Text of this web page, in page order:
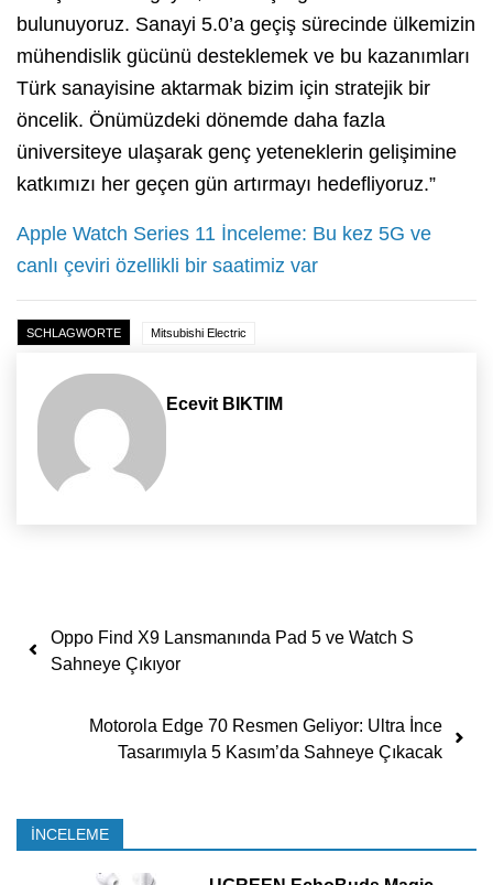
bulunuyoruz. Sanayi 5.0’a geçiş sürecinde ülkemizin
mühendislik gücünü desteklemek ve bu kazanımları
Türk sanayisine aktarmak bizim için stratejik bir
öncelik. Önümüzdeki dönemde daha fazla
üniversiteye ulaşarak genç yeteneklerin gelişimine
katkımızı her geçen gün artırmayı hedefliyoruz.”
Apple Watch Series 11 İnceleme: Bu kez 5G ve
canlı çeviri özellikli bir saatimiz var
SCHLAGWORTE Mitsubishi Electric
Ecevit BIKTIM
Yazı dolaşımı
Oppo Find X9 Lansmanında Pad 5 ve Watch S
Sahneye Çıkıyor
Motorola Edge 70 Resmen Geliyor: Ultra İnce
Tasarımıyla 5 Kasım’da Sahneye Çıkacak
İNCELEME